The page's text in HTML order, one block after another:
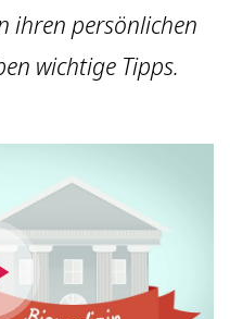
ihren persönlichen
wichtige Tipps.